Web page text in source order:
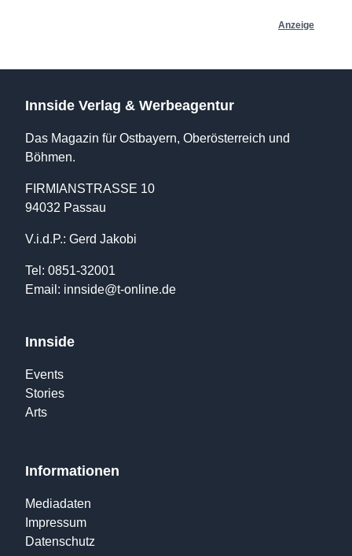
Anzeige
Innside Verlag & Werbeagentur
Das Magazin für Ostbayern, Oberösterreich und
Böhmen.
FIRMIANSTRASSE 10
94032 Passau
V.i.d.P.: Gerd Jakobi
Tel: 0851-32001
Email: innside@t-online.de
Innside
Events
Stories
Arts
Informationen
Mediadaten
Impressum
Datenschutz